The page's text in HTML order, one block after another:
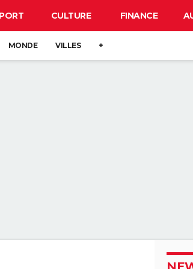
CULTURE FINANCE
MONDE VILLES +